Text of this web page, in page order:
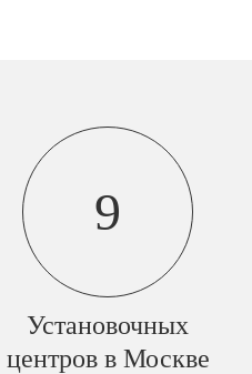
9
Установочных
центров в Москве